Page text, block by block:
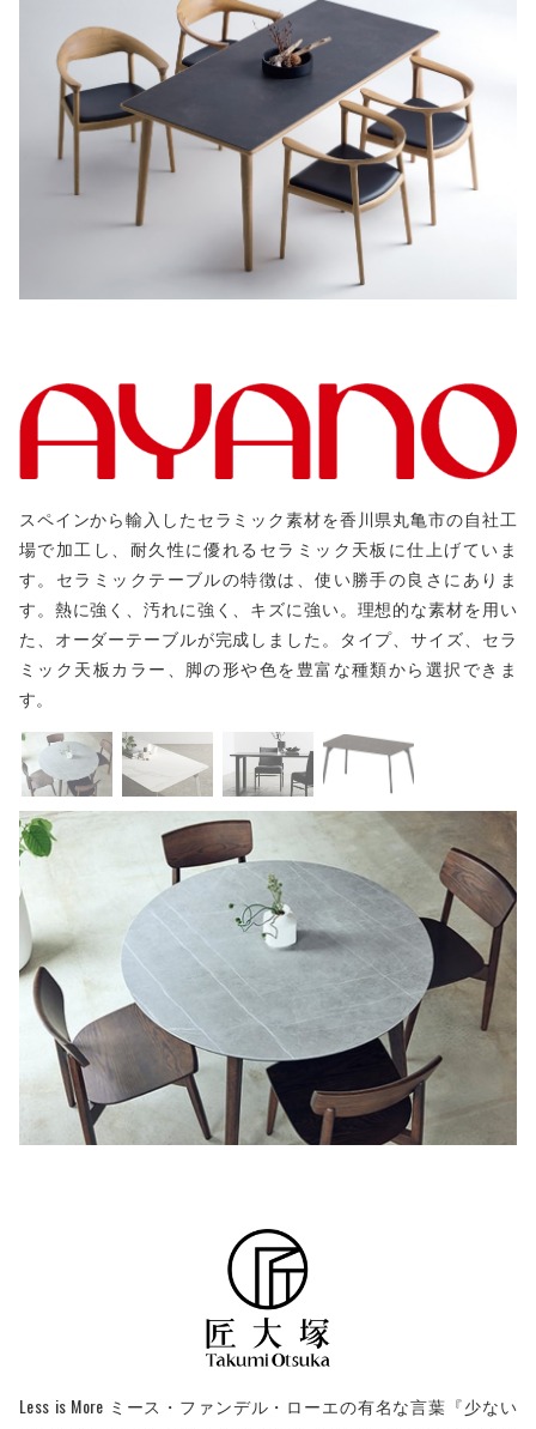
スペインから輸入したセラミック素材を香川県丸亀市の自社工
場で加工し、耐久性に優れるセラミック天板に仕上げていま
す。セラミックテーブルの特徴は、使い勝手の良さにありま
す。熱に強く、汚れに強く、キズに強い。理想的な素材を用い
た、オーダーテーブルが完成しました。タイプ、サイズ、セラ
ミック天板カラー、脚の形や色を豊富な種類から選択できま
す。
Less is More ミース・ファンデル・ローエの有名な言葉『少ない